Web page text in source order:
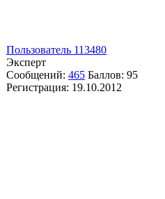
Пользователь 113480
Эксперт
Сообщений: 465 Баллов: 95
Регистрация: 19.10.2012